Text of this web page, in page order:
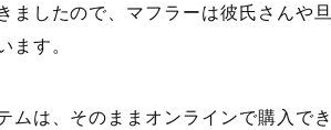
ましたので、マフラーは彼氏さんや
ます。
ムは、そのままオンラインで購入で